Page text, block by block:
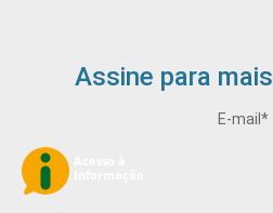
Assine para mais
E-mail *